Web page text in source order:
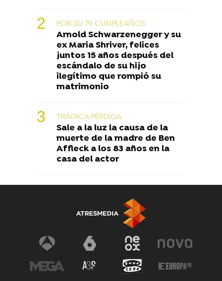
POR SU 79 CUMPLEAÑOS
Arnold Schwarzenegger y su
ex Maria Shriver, felices
juntos 15 años después del
escándalo de su hijo
ilegítimo que rompió su
matrimonio
TRÁGICA PÉRDIDA
Sale a la luz la causa de la
muerte de la madre de Ben
Affleck a los 83 años en la
casa del actor